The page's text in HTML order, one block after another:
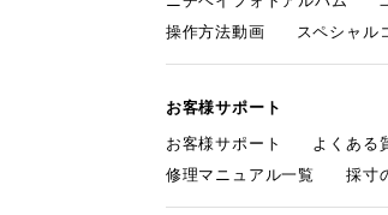
操作方法動画
スペシャル
お客様サポート
お客様サポート
よくある
修理マニュアル一覧
採寸